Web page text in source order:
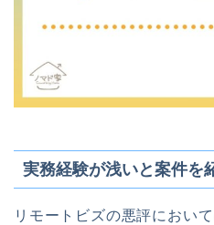
実務経験が浅いと案件を
リモートビズの悪評におい